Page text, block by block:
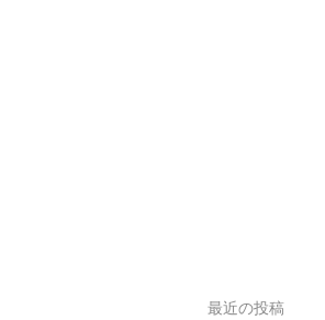
最近の投稿